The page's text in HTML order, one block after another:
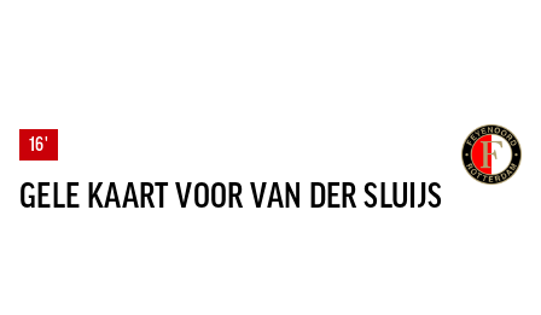
16'
GELE KAART VOOR VAN DER SLUIJS